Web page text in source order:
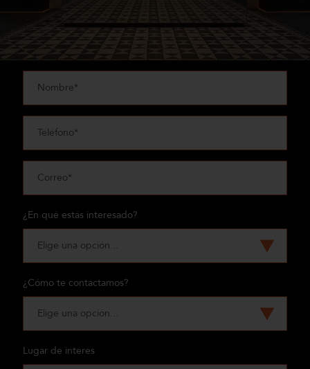
¿En qué estás interesado?
¿Cómo te contactamos?
Lugar de interes